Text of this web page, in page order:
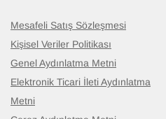
Mesafeli Satış Sözleşmesi
Kişisel Veriler Politikası
Genel Aydınlatma Metni
Elektronik Ticari İleti Aydınlatma
Metni